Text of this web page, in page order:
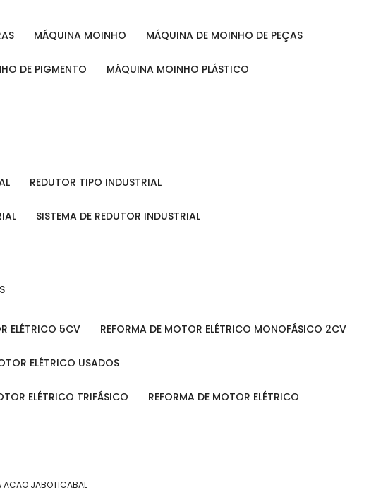
MÁQUINA MOINHO MÁQUINA DE MOINHO DE PEÇAS
DE PIGMENTO MÁQUINA MOINHO PLÁSTICO
REDUTOR TIPO INDUSTRIAL
SISTEMA DE REDUTOR INDUSTRIAL
ELÉTRICO 5CV REFORMA DE MOTOR ELÉTRICO MONOFÁSICO 2CV
ELÉTRICO USADOS
ELÉTRICO TRIFÁSICO REFORMA DE MOTOR ELÉTRICO
ACAO JABOTICABAL